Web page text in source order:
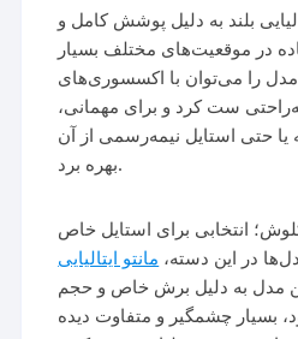
بلند به دلیل پوشش کامل و
در موقعیت‌های مختلف بسیار
را می‌توان با اکسسوری‌های
ست کرد و برای مهمانی،
یا حتی استایل نیمه‌رسمی از آن
بهره برد.
انتخابی برای استایل خاص
در این دسته، مانتو ایتالیایی
مدل به دلیل برش خاص و حجم
بسیار چشمگیر و متفاوت دیده